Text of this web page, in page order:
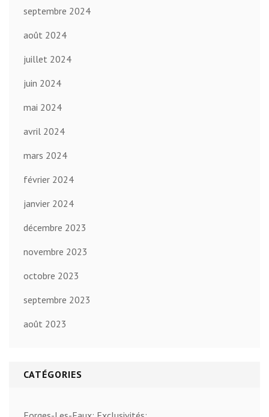
septembre 2024
août 2024
juillet 2024
juin 2024
mai 2024
avril 2024
mars 2024
février 2024
janvier 2024
décembre 2023
novembre 2023
octobre 2023
septembre 2023
août 2023
CATÉGORIES